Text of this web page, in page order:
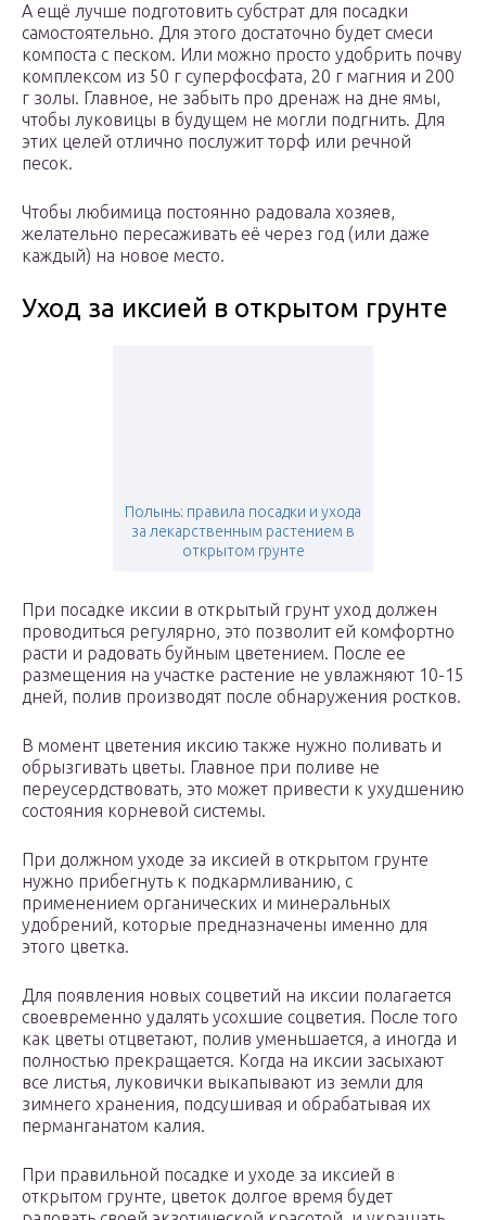
А ещё лучше подготовить субстрат для посадки
самостоятельно. Для этого достаточно будет смеси
компоста с песком. Или можно просто удобрить почву
комплексом из 50 г суперфосфата, 20 г магния и 200
г золы. Главное, не забыть про дренаж на дне ямы,
чтобы луковицы в будущем не могли подгнить. Для
этих целей отлично послужит торф или речной
песок.
Чтобы любимица постоянно радовала хозяев,
желательно пересаживать её через год (или даже
каждый) на новое место.
Уход за иксией в открытом грунте
Полынь: правила посадки и ухода
за лекарственным растением в
открытом грунте
При посадке иксии в открытый грунт уход должен
проводиться регулярно, это позволит ей комфортно
расти и радовать буйным цветением. После ее
размещения на участке растение не увлажняют 10-15
дней, полив производят после обнаружения ростков.
В момент цветения иксию также нужно поливать и
обрызгивать цветы. Главное при поливе не
переусердствовать, это может привести к ухудшению
состояния корневой системы.
При должном уходе за иксией в открытом грунте
нужно прибегнуть к подкармливанию, с
применением органических и минеральных
удобрений, которые предназначены именно для
этого цветка.
Для появления новых соцветий на иксии полагается
своевременно удалять усохшие соцветия. После того
как цветы отцветают, полив уменьшается, а иногда и
полностью прекращается. Когда на иксии засыхают
все листья, луковички выкапывают из земли для
зимнего хранения, подсушивая и обрабатывая их
перманганатом калия.
При правильной посадке и уходе за иксией в
открытом грунте, цветок долгое время будет